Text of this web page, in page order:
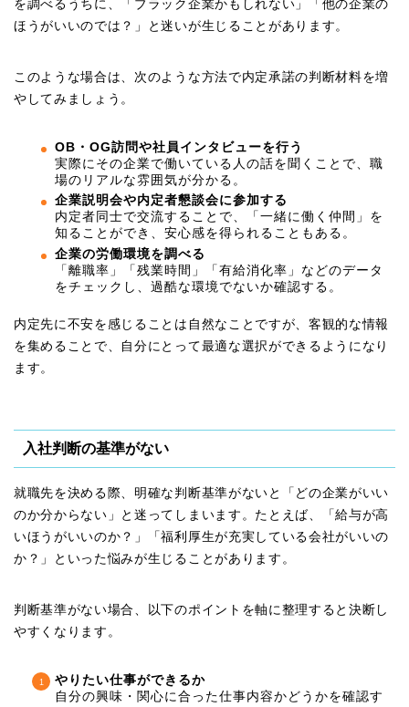
を調べるうちに、「ブラック企業かもしれない」「他の企業の
ほうがいいのでは？」と迷いが生じることがあります。
このような場合は、次のような方法で内定承諾の判断材料を増
やしてみましょう。
OB・OG訪問や社員インタビューを行う
実際にその企業で働いている人の話を聞くことで、職
場のリアルな雰囲気が分かる。
企業説明会や内定者懇談会に参加する
内定者同士で交流することで、「一緒に働く仲間」を
知ることができ、安心感を得られることもある。
企業の労働環境を調べる
「離職率」「残業時間」「有給消化率」などのデータ
をチェックし、過酷な環境でないか確認する。
内定先に不安を感じることは自然なことですが、客観的な情報
を集めることで、自分にとって最適な選択ができるようになり
ます。
入社判断の基準がない
就職先を決める際、明確な判断基準がないと「どの企業がいい
のか分からない」と迷ってしまいます。たとえば、「給与が高
いほうがいいのか？」「福利厚生が充実している会社がいいの
か？」といった悩みが生じることがあります。
判断基準がない場合、以下のポイントを軸に整理すると決断し
やすくなります。
やりたい仕事ができるか
自分の興味・関心に合った仕事内容かどうかを確認す